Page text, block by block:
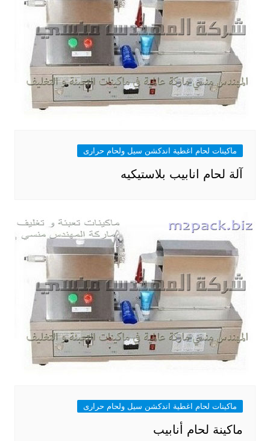
ماكينات لحام اغطية اندكشن سيل ولحام حرارى
آلة لحام انابيب بلاستيكيه
ماكينات لحام اغطية اندكشن سيل ولحام حرارى
ماكينة لحام أنابيب